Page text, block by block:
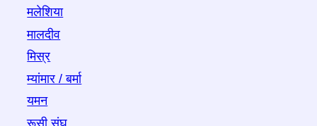
मलेशिया
मालदीव
मिस्र
म्यांमार / बर्मा
यमन